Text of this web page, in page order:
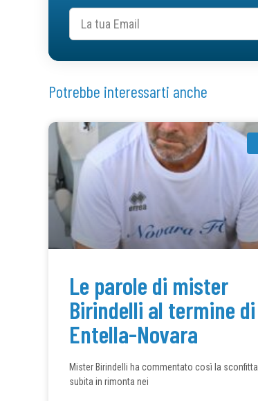
Potrebbe interessarti anche
Le parole di mister
Birindelli al termine di
Entella-Novara
Mister Birindelli ha commentato così la sconfitta
subita in rimonta nei